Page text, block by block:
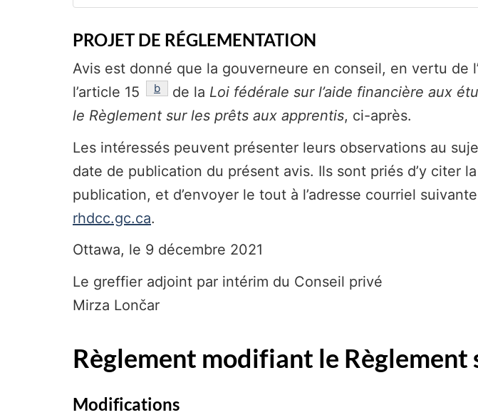
PROJET DE RÉGLEMENTATION
Avis est donné que la gouverneure en conseil, en vertu de
l’article 15
référence
b de la Loi fédérale sur l’aide financière aux
le Règlement sur les prêts aux apprentis, ci-après.
Les intéressés peuvent présenter leurs observations au
date de publication du présent avis. Ils sont priés d’y citer
publication, et d’envoyer le tout à l’adresse courriel
rhdcc.gc.ca.
Ottawa, le 9 décembre 2021
Le greffier adjoint par intérim du Conseil privé
Mirza Lončar
Règlement modifiant le
Modifications